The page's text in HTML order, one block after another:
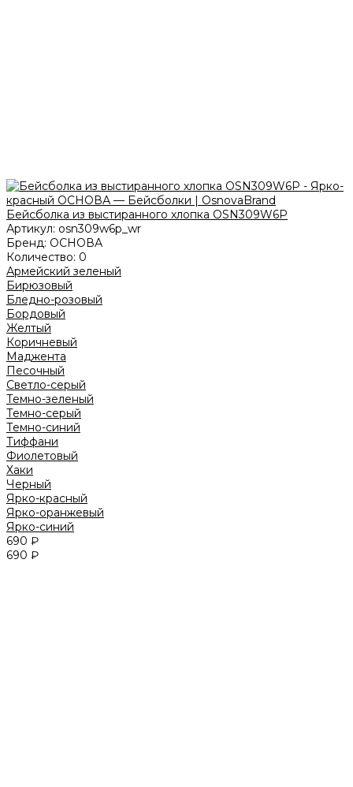
Бейсболка из выстиранного хлопка OSN309W6P
Артикул: osn309w6p_wr
Бренд: ОСНОВА
Количество: 0
Армейский зеленый
Бирюзовый
Бледно-розовый
Бордовый
Желтый
Коричневый
Маджента
Песочный
Светло-серый
Темно-зеленый
Темно-серый
Темно-синий
Тиффани
Фиолетовый
Хаки
Черный
Ярко-красный
Ярко-оранжевый
Ярко-синий
690 ₽
690 ₽